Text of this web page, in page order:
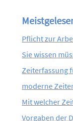
Pflicht zur
Sie wissen
Zeiterfassung
moderne
Mit welcher
Vorgaben der